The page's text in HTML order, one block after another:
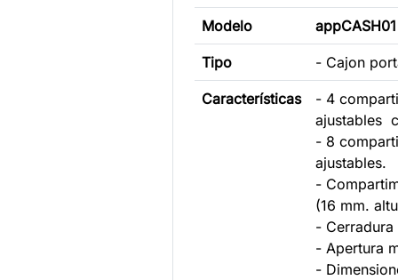
Modelo appCASH01
Tipo - Cajon
Características
- 4
ajustables
- 8
ajustables.
-
(16 mm.
-
- Apertura
-